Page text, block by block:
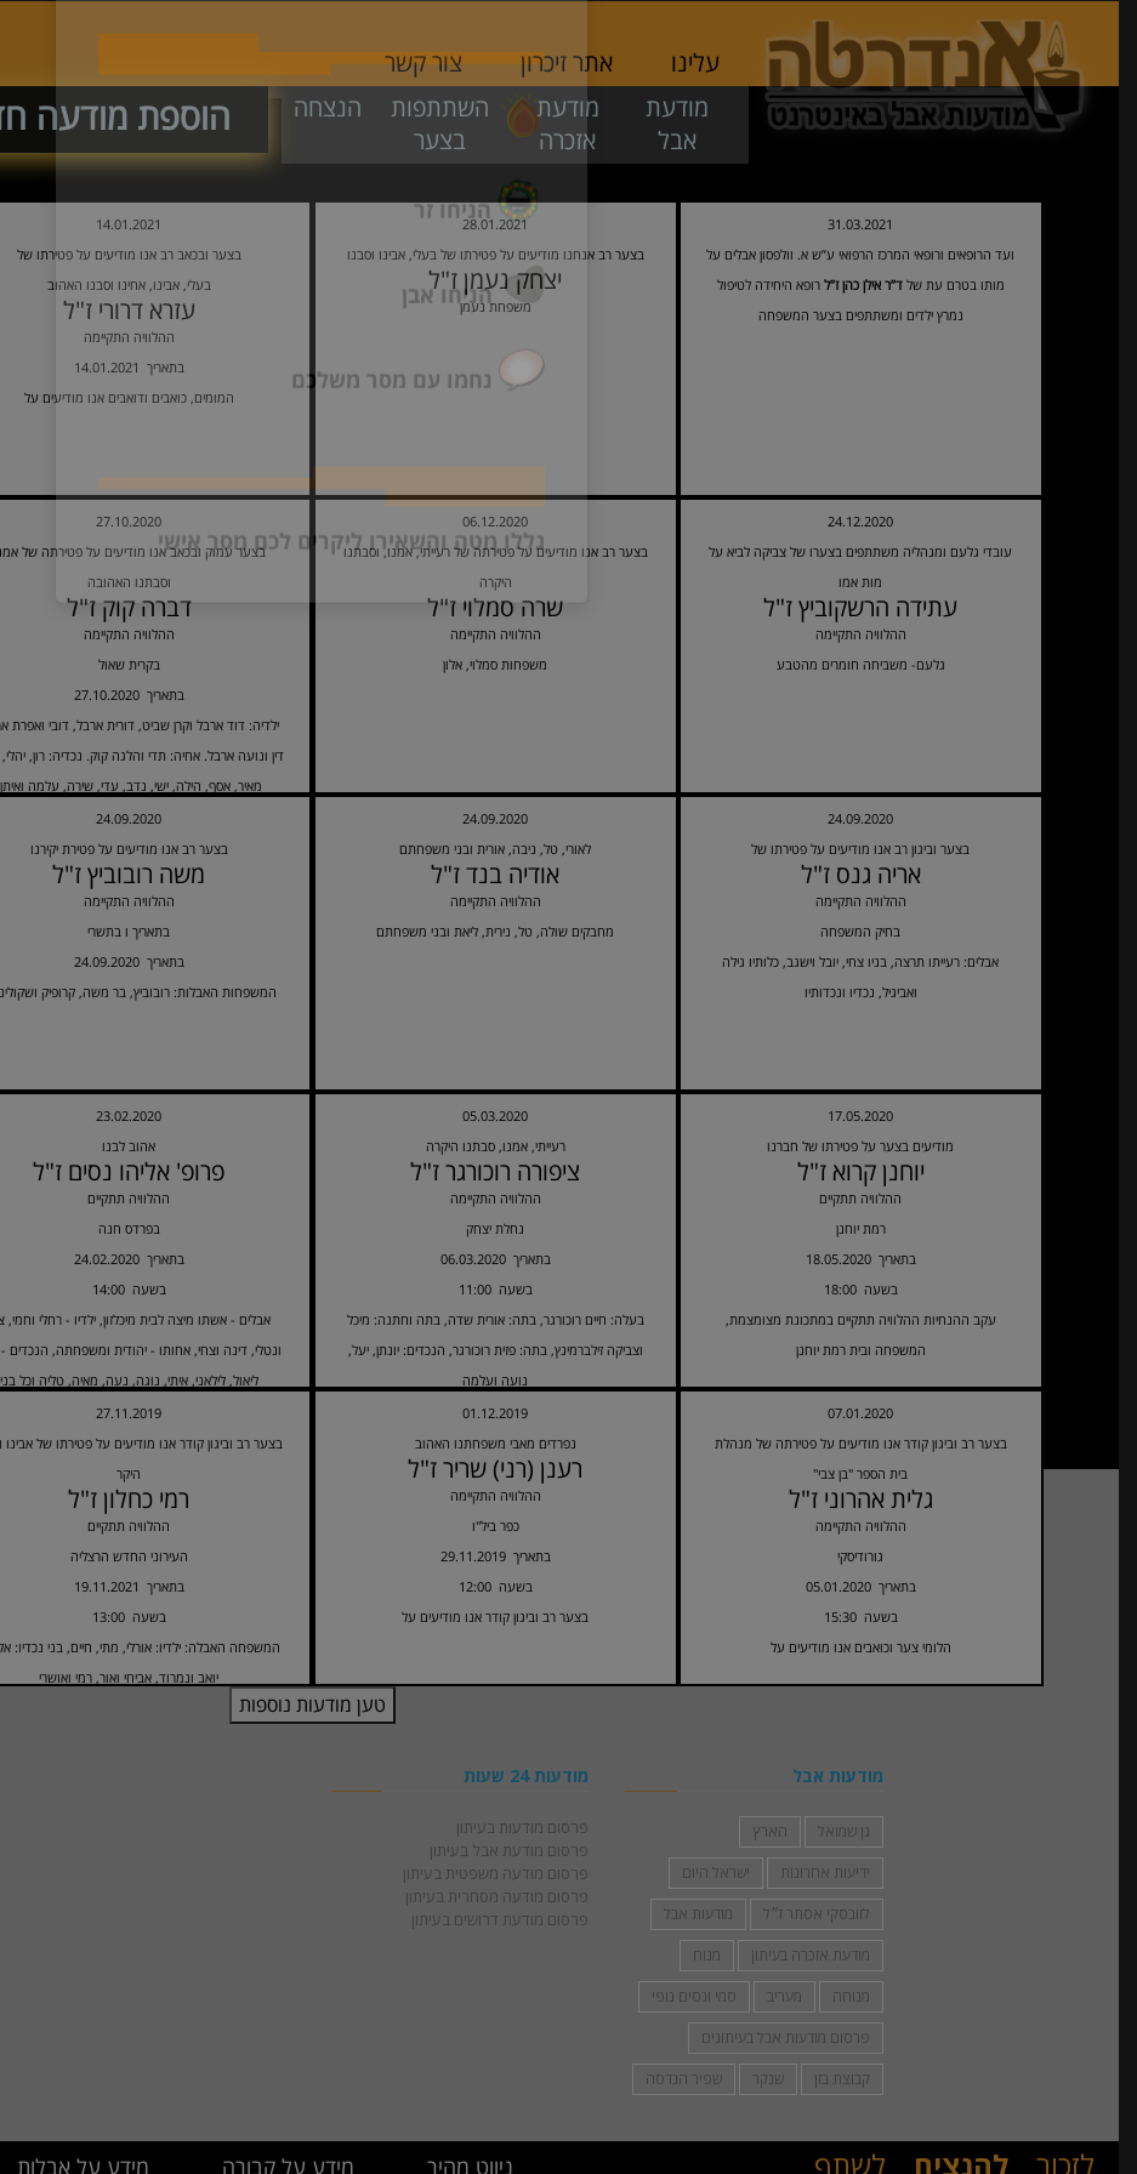
עלינו אתר זיכרון
צור קשר
מודעת
אבל
מודעת
אזכרה
השתתפות
בצער
הנצחה הוספת מודעה
31.03.2021
ועד הרופאים ורופאי המרכז הרפואי ע”ש א. וולפסון אבלים על
מותו בטרם עת שלד”ר אילן כהן ז”ל רופא היחידה לטיפול
נמרץ ילדים ומשתתפים בצער המשפחה
28.01.2021
בצער רב אנחנו מודיעים על פטירתו של בעלי, אבינו וסבנו
יצחק נעמן ז"ל
משפחת נעמן
14.01.2021
בצער ובכאב רב אנו מודיעים על פטירתו של
בעלי, אבינו, אחינו וסבנו האהוב
עזרא דרורי ז"ל
ההלוויה התקיימה
14.01.2021 בתאריך
המומים, כואבים ודואבים אנו מודיעים על
24.12.2020
עובדי גלעם ומנהליה משתתפים בצערו של צביקה לביא על
מות אמו
עתידה הרשקוביץ ז"ל
ההלוויה התקיימה
גלעם- משביחה חומרים מהטבע
06.12.2020
בצער רב אנו מודיעים על פטירתה של רעייתי, אמנו, וסבתנו
היקרה
שרה סמלוי ז"ל
ההלוויה התקיימה
משפחות סמלוי, אלון
27.10.2020
בצער עמוק ובכאב אנו מודיעים על פטירתה של
וסבתנו האהובה
דברה קוק ז"ל
ההלוויה התקיימה
בקרית שאול
27.10.2020 בתאריך
ילדיה: דוד ארבל וקרן שביט, דורית ארבל, דובי ואפרת
דין ונועה ארבל. אחיה: תדי והלגה קוק. נכדיה: רון, יהלי,
מאיר, אסף, הילה, ישי, נדב, עדי, שירה, עלמה
המטפלת המסורה: Bernadette
24.09.2020
בצער וביגון רב אנו מודיעים על פטירתו של
אריה גנס ז"ל
ההלוויה התקיימה
בחיק המשפחה
אבלים: רעייתו תרצה, בניו צחי, יובל וישגב, כלותיו גילה
ואביגיל, נכדיו ונכדותיו
24.09.2020
לאורי, טל, ניבה, אורית ובני משפחתם
אודיה בנד ז"ל
ההלוויה התקיימה
מחבקים שולה, טל, נירית, ליאת ובני משפחתם
24.09.2020
בצער רב אנו מודיעים על פטירת יקירנו
משה רובוביץ ז"ל
ההלוויה התקיימה
בתאריך ו בתשרי
24.09.2020 בתאריך
המשפחות האבלות: רובוביץ, בר משה, קרופיק
17.05.2020
מודיעים בצער על פטירתו של חברנו
יוחנן קרוא ז"ל
ההלוויה תתקיים
רמת יוחנן
18.05.2020 בתאריך
18:00 בשעה
עקב ההנחיות ההלוויה תתקיים במתכונת מצומצמת,
המשפחה ובית רמת יוחנן
05.03.2020
רעייתי, אמנו, סבתנו היקרה
ציפורה רוכורגר ז"ל
ההלוויה התקיימה
נחלת יצחק
06.03.2020 בתאריך
11:00 בשעה
בעלה: חיים רוכורגר, בתה: אורית שדה, בתה וחתנה: מיכל
וצביקה זילברמינץ, בתה: פזית רוכורגר, הנכדים: יונתן, יעל,
נועה ועלמה
23.02.2020
אהוב לבנו
פרופ' אליהו נסים ז"ל
ההלוויה תתקיים
בפרדס חנה
24.02.2020 בתאריך
14:00 בשעה
אבלים - אשתו מיצה לבית מיכלזון, ילדיו - רחלי וחמי,
ונטלי, דינה וצחי, אחותו - יהודית ומשפחתה, הנכדים
ליאול, לילאני, איתי, נוגה, נעה, מאיה, טליה וכל בני
המשפחה
07.01.2020
בצער רב וביגון קודר אנו מודיעים על פטירתה של מנהלת
בית הספר "בן צבי"
גלית אהרוני ז"ל
ההלוויה התקיימה
גורודיסקי
05.01.2020 בתאריך
15:30 בשעה
הלומי צער וכואבים אנו מודיעים על
01.12.2019
נפרדים מאבי משפחתנו האהוב
רענן (רני) שריר ז"ל
ההלוויה התקיימה
כפר ביל"ו
29.11.2019 בתאריך
12:00 בשעה
בצער רב וביגון קודר אנו מודיעים על
27.11.2019
בצער רב וביגון קודר אנו מודיעים על פטירתו של אבינו
היקר
רמי כחלון ז"ל
ההלוויה תתקיים
העירוני החדש הרצליה
19.11.2021 בתאריך
13:00 בשעה
המשפחה האבלה: ילדיו: אורלי, מתי, חיים, בני נכדיו:
יואב ונמרוד, אביחי ואור, רמי ואושרי
מודעות אבל
גן שמואל
הארץ
ידיעות אחרונות
ישראל היום
לזובסקי אסתר ז״ל
מודעות אבל
מודעת אזכרה בעיתון
מנוח
מנוחה
מעריב
סמי ונסים נופי
פרסום מודעות אבל בעיתונים
קבוצת בזן
שנקר שפיר הנדסה
מודעות 24 שעות
פרסום מודעות בעיתון
פרסום מודעת אבל בעיתון
פרסום מודעה משפטית בעיתון
פרסום מודעה מסחרית בעיתון
פרסום מודעת דרושים בעיתון
ניווט מהיר מידע על קבורה מידע על אבלות לזכור להנציח לשתף
חדש באתר! הוסיפו תגובה
אישית, הדליקו נר ונחמו עם
מסר אישי שלכם!
הדליקו נר
הניחו זר
נחמו עם מסר משלכם
גללו מטה והשאירו ליקרים לכם מסר אישי